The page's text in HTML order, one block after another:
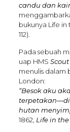
candu dan
bukunya Life in
112).
Pada sebuah
uap HMS Scout
menulis dalam
London:
“Besok aku
terpetakan—di
hutan
1862, Life in the